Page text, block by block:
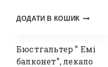
ДОДАТИ В КОШИК
Бюстгальтер ” Емі
балконет”, лекало